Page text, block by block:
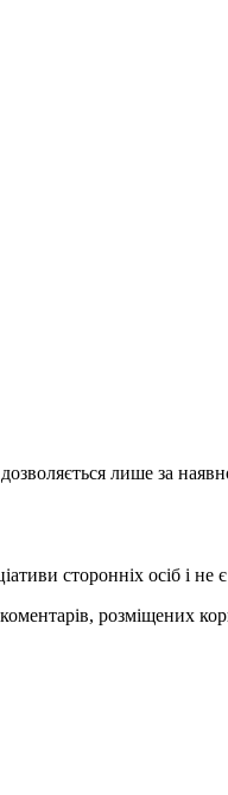
лише за
сторонніх осіб і не
розміщених